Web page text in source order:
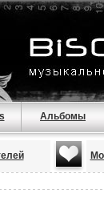
Альбомы